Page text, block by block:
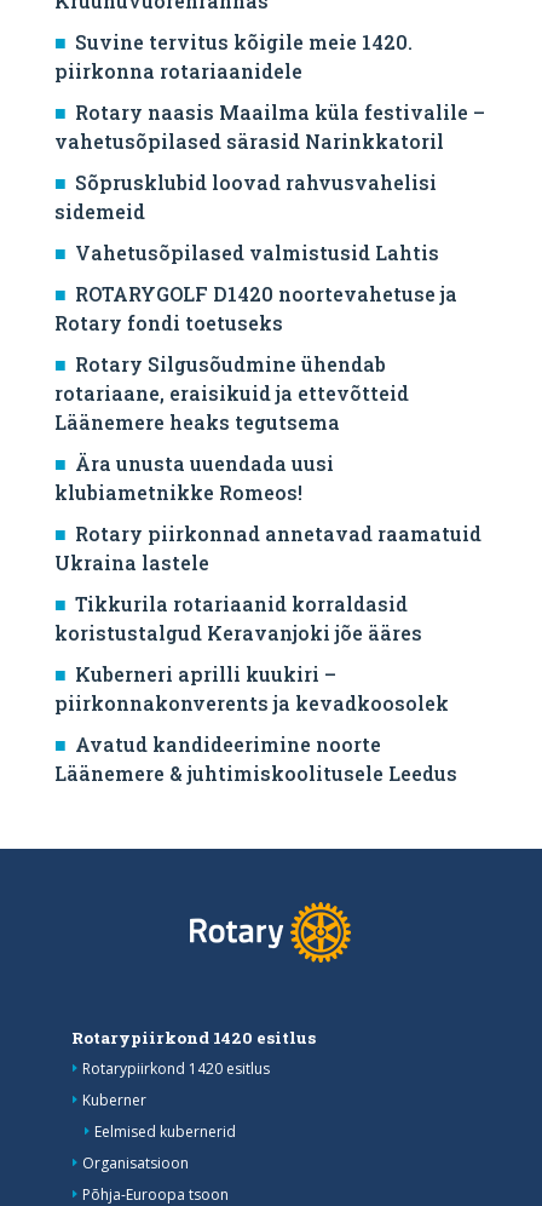
Suvine tervitus kõigile meie 1420.
piirkonna rotariaanidele
Rotary naasis Maailma küla festivalile –
vahetusõpilased särasid Narinkkatoril
Sõprusklubid loovad rahvusvahelisi
sidemeid
Vahetusõpilased valmistusid Lahtis
ROTARYGOLF D1420 noortevahetuse ja
Rotary fondi toetuseks
Rotary Silgusõudmine ühendab
rotariaane, eraisikuid ja ettevõtteid
Läänemere heaks tegutsema
Ära unusta uuendada uusi
klubiametnikke Romeos!
Rotary piirkonnad annetavad raamatuid
Ukraina lastele
Tikkurila rotariaanid korraldasid
koristustalgud Keravanjoki jõe ääres
Kuberneri aprilli kuukiri –
piirkonnakonverents ja kevadkoosolek
Avatud kandideerimine noorte
Läänemere & juhtimiskoolitusele Leedus
Rotarypiirkond 1420 esitlus
Rotarypiirkond 1420 esitlus
Kuberner
Eelmised kubernerid
Organisatsioon
Põhja-Euroopa tsoon